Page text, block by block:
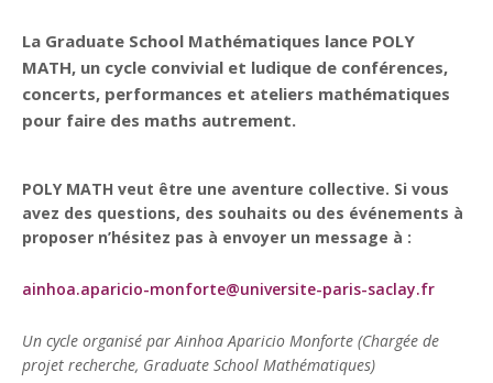
La Graduate School Mathématiques lance POLY
MATH, un cycle convivial et ludique de conférences,
concerts, performances et ateliers mathématiques
pour faire des maths autrement.
POLY MATH veut être une aventure collective. Si vous
avez des questions, des souhaits ou des événements à
proposer n’hésitez pas à envoyer un message à :
ainhoa.aparicio-monforte@universite-paris-saclay.fr
Un cycle organisé par Ainhoa Aparicio Monforte (Chargée de
projet recherche, Graduate School Mathématiques)